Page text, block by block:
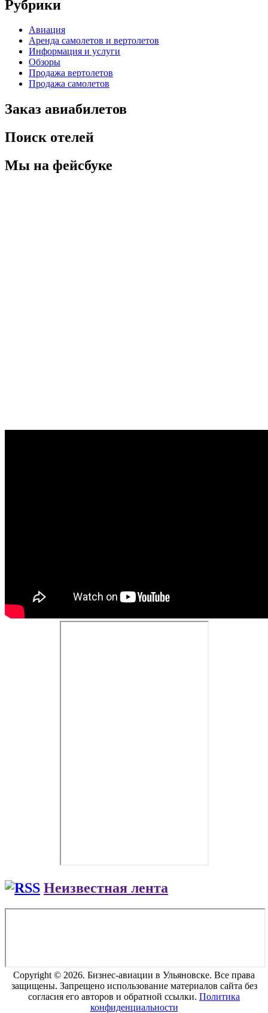
Рубрики
Авиация
Аренда самолетов и вертолетов
Информация и услуги
Обзоры
Продажа вертолетов
Продажа самолетов
Заказ авиабилетов
Поиск отелей
Мы на фейсбуке
Неизвестная лента
Copyright © 2026. Бизнес-авиации в Ульяновске. Все права
защищены. Запрещено использование материалов сайта без
согласия его авторов и обратной ссылки. Политика
конфиденциальности